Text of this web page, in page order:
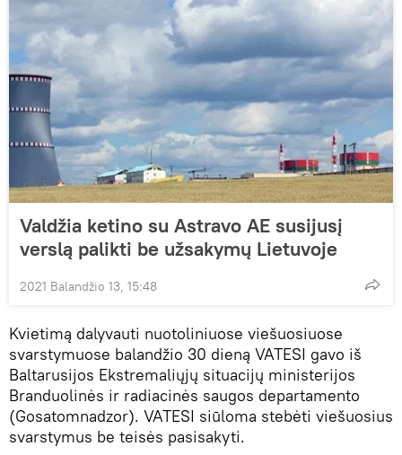
Valdžia ketino su Astravo AE susijusį
verslą palikti be užsakymų Lietuvoje
2021 Balandžio 13, 15:48
Kvietimą dalyvauti nuotoliniuose viešuosiuose
svarstymuose balandžio 30 dieną VATESI gavo iš
Baltarusijos Ekstremaliųjų situacijų ministerijos
Branduolinės ir radiacinės saugos departamento
(Gosatomnadzor). VATESI siūloma stebėti viešuosius
svarstymus be teisės pasisakyti.